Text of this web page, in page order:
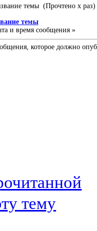
темы (Прочтено x раз)
темы
и время сообщения »
которое должно
тему